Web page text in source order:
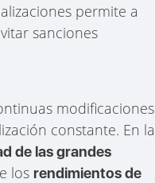
permite a
sanciones
modificaciones
constante. En la
de las grandes
losrendimientos de